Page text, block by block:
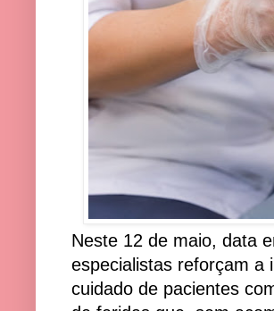
Neste 12 de maio, data
especialistas reforçam a
cuidado de pacientes